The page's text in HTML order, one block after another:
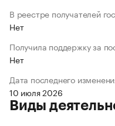
В реестре получателей
Нет
Получила поддержку за
Нет
Дата последнего
10 июля 2026
Виды